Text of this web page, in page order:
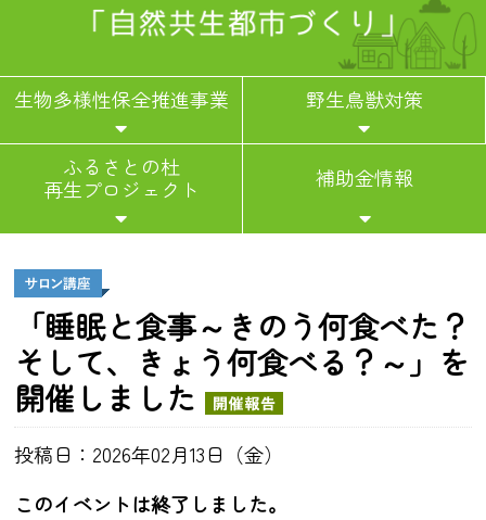
生物多様性保全推進事業 野生鳥獣対策
ふるさとの杜
再生プロジェクト
補助金情報
「睡眠と食事～きのう何食べた？
そして、きょう何食べる？～」を
開催しました
投稿日：2026年02月13日（金）
このイベントは終了しました。